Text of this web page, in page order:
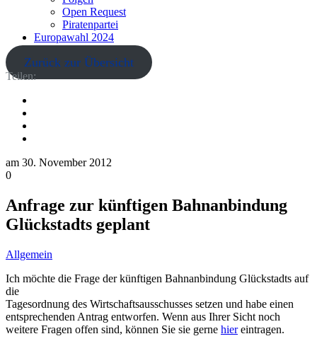
Open Request
Piratenpartei
Europawahl 2024
Zurück zur Übersicht
Teilen:
am 30. November 2012
0
Anfrage zur künftigen Bahnanbindung
Glückstadts geplant
Allgemein
Ich möchte die Frage der künftigen Bahnanbindung Glückstadts auf
die
Tagesordnung des Wirtschaftsausschusses setzen und habe einen
entsprechenden Antrag entworfen. Wenn aus Ihrer Sicht noch
weitere Fragen offen sind, können Sie sie gerne hiereintragen.